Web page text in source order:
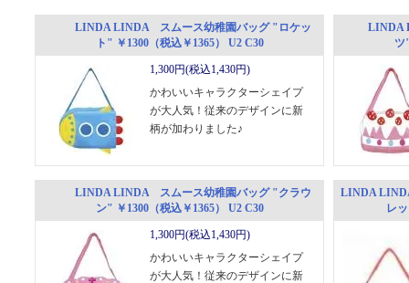
LINDA LINDA スムース幼稚園バッグ "ロケッ
ト" ￥1300（税込￥1365） U2 C30
1,300円(税込1,430円)
かわいいキャラクターシェイプ
が大人気！従来のデザインに新
柄が加わりました♪
LINDA
ツ
LINDA LINDA スムース幼稚園バッグ "クラウ
ン" ￥1300（税込￥1365） U2 C30
1,300円(税込1,430円)
かわいいキャラクターシェイプ
が大人気！従来のデザインに新
LINDA
レ